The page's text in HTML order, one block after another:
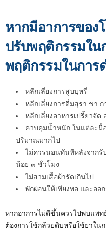
หากมีอาการของ
ปรับพฤติกรรมใน
พฤติกรรมในการ
หลีกเลี่ยงการสูบบุหรี่
หลีกเลี่ยงการดื่มสุรา ชา
หลีกเลี่ยงอาหารเปรี้ยวจัด
ควบคุมน้ำหนัก ในแต่ละมื้
ปริมาณมากไป
ไม่ควรนอนทันทีหลังจากรั
น้อย ๓ ชั่วโมง
ไม่สวมเสื้อผ้ารัดเกินไป
พักผ่อนให้เพียงพอ และออ
หากอาการไม่ดีขึ้นควรไปพบแพ
ต้องการใช้กล้วยดิบหรือใช้ยาใน